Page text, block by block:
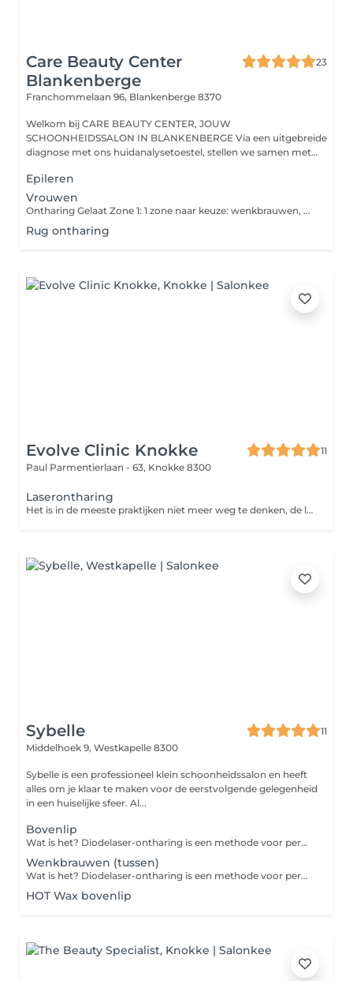
Care Beauty Center
Blankenberge
23
Franchommelaan 96, Blankenberge 8370
Welkom bij CARE BEAUTY CENTER, JOUW
SCHOONHEIDSSALON IN BLANKENBERGE Via een uitgebreide
diagnose met ons huidanalysetoestel, stellen we samen met
Epileren
Vrouwen
Ontharing Gelaat Zone 1: 1 zone naar keuze: wenkbrauwen, bovenlip, kin of wangen. Ontharing van 2 zones van het gelaat: 2 zones naar keuze: wenkbrauwen, bovenlip, kin of wangen. Ontharing van 3 zones van het gelaat: 3 zones naar keuze: wenkbrauwen, bovenlip, kin of wangen. Ontharing van 4 zones van het gelaat: 4 zones naar keuze: wenkbrauwen, bovenlip, kin of wangen.
Rug ontharing
Evolve Clinic Knokke
11
Paul Parmentierlaan - 63, Knokke 8300
Laserontharing
Het is in de meeste praktijken niet meer weg te denken, de laserontharing. Veel mensen hebben last van ongewenste en/of overmatige beharing op lichaam of gelaat. Ook zijn ingegroeide haren of acné inversa een hinderlijk probleem. Laserontharing biedt u een oplossing hiervoor. Er zijn alleen veel verschillen tussen de apparaten op de markt, op gebied van techniek, effectiviteit, pijn en behandelduur. De Elysion Pro is een platform waarbij alle huidtypes in alle seizoenen behandeld kunnen worden. Bovendien is door de USP technologie de behandeling uiterst effecient en snel. Door de korte pulsen is de behandeling nauwelijks voelbaar.
Sybelle
11
Middelhoek 9, Westkapelle 8300
Sybelle is een professioneel klein schoonheidssalon en heeft
alles om je klaar te maken voor de eerstvolgende gelegenheid
in een huiselijke sfeer. Al...
Bovenlip
Wat is het? Diodelaser-ontharing is een methode voor permanente haarreductie waarbij geconcentreerd licht de haarzakjes vernietigt. De laser richt zich op het pigment (melanine) in het haar en verwarmt het haarzakje, waardoor nieuwe haargroei wordt geremd. Voorbereiding: Niet harsen of epileren 4-6 weken vóór de behandeling (scheren mag wel). Scheer het te behandelen gebied 24 uur vóór de sessie. Vermijd zon en zonnebank minstens 2 weken vooraf. Gebruik geen zelfbruiners en stop met gebruik van irriterende huidproducten (zoals retinol of AHA's) een paar dagen op voorhand. Nazorg: Vermijd warmte (zoals sauna, heet douchen) de eerste 24-48 uur. Bescherm de huid tegen zonlicht met SPF 30+ gedurende minimaal 2 weken. Niet krabben of wrijven op behandelde zones. Gebruik kalmerende producten zoals aloë vera indien nodig. Geen agressieve huidproducten gebruiken op het behandelde gebied gedurende enkele dagen. Meestal zijn 6-8 sessies nodig met tussenpozen van enkele weken voor optimaal resultaat.
Wenkbrauwen (tussen)
Wat is het? Diodelaser-ontharing is een methode voor permanente haarreductie waarbij geconcentreerd licht de haarzakjes vernietigt. De laser richt zich op het pigment (melanine) in het haar en verwarmt het haarzakje, waardoor nieuwe haargroei wordt geremd. Voorbereiding: Niet harsen of epileren 4-6 weken vóór de behandeling (scheren mag wel). Scheer het te behandelen gebied 24 uur vóór de sessie. Vermijd zon en zonnebank minstens 2 weken vooraf. Gebruik geen zelfbruiners en stop met gebruik van irriterende huidproducten (zoals retinol of AHA's) een paar dagen op voorhand. Nazorg: Vermijd warmte (zoals sauna, heet douchen) de eerste 24-48 uur. Bescherm de huid tegen zonlicht met SPF 30+ gedurende minimaal 2 weken. Niet krabben of wrijven op behandelde zones. Gebruik kalmerende producten zoals aloë vera indien nodig. Geen agressieve huidproducten gebruiken op het behandelde gebied gedurende enkele dagen. Meestal zijn 6-8 sessies nodig met tussenpozen van enkele weken voor optimaal resultaat.
HOT Wax bovenlip